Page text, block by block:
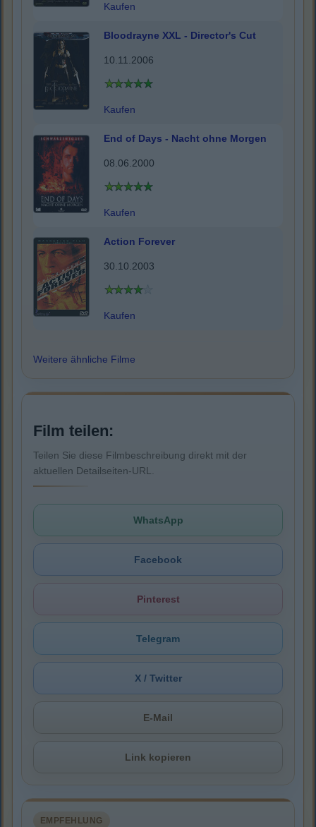
Kaufen
Bloodrayne XXL - Director's Cut
10.11.2006
Kaufen
End of Days - Nacht ohne Morgen
08.06.2000
Kaufen
Action Forever
30.10.2003
Kaufen
Weitere ähnliche Filme
Film teilen:
Teilen Sie diese Filmbeschreibung direkt mit der
aktuellen Detailseiten-URL.
WhatsApp
Facebook
Pinterest
Telegram
X / Twitter
E-Mail
Link kopieren
EMPFEHLUNG